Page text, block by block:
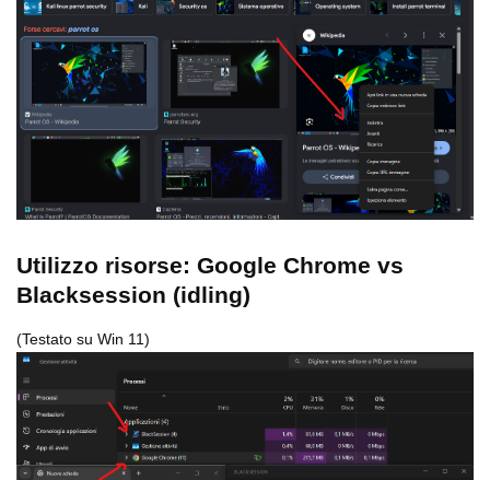
Utilizzo risorse: Google Chrome vs
Blacksession (idling)
(Testato su Win 11)